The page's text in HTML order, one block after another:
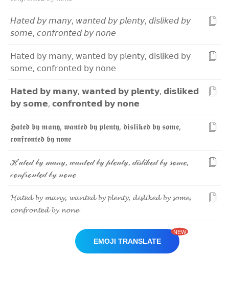
𝘏𝘢𝘵𝘦𝘥𝘣𝘺𝘮𝘢𝘯𝘺, 𝘸𝘢𝘯𝘵𝘦𝘥𝘣𝘺𝘱𝘭𝘦𝘯𝘵𝘺, 𝘥𝘪𝘴𝘭𝘪𝘬𝘦𝘥𝘣𝘺
𝘴𝘰𝘮𝘦, 𝘤𝘰𝘯𝘧𝘳𝘰𝘯𝘵𝘦𝘥𝘣𝘺𝘯𝘰𝘯𝘦
𝖧𝖺𝗍𝖾𝖽 𝖻𝗒 𝗆𝖺𝗇𝗒, 𝗐𝖺𝗇𝗍𝖾𝖽 𝖻𝗒 𝗉𝗅𝖾𝗇𝗍𝗒, 𝖽𝗂𝗌𝗅𝗂𝗄𝖾𝖽 𝖻𝗒
𝗌𝗈𝗆𝖾, 𝖼𝗈𝗇𝖿𝗋𝗈𝗇𝗍𝖾𝖽 𝖻𝗒 𝗇𝗈𝗇𝖾
𝗛𝗮𝘁𝗲𝗱 𝗯𝘆 𝗺𝗮𝗻𝘆, 𝘄𝗮𝗻𝘁𝗲𝗱 𝗯𝘆 𝗽𝗹𝗲𝗻𝘁𝘆, 𝗱𝗶𝘀𝗹𝗶𝗸𝗲𝗱
𝗯𝘆 𝘀𝗼𝗺𝗲, 𝗰𝗼𝗻𝗳𝗿𝗼𝗻𝘁𝗲𝗱 𝗯𝘆 𝗻𝗼𝗻𝗲
𝕳𝖆𝖙𝖊𝖉 𝖇𝖞𝖒𝖆𝖓𝖞, 𝖜𝖆𝖓𝖙𝖊𝖉 𝖇𝖞 𝖕𝖑𝖊𝖓𝖙𝖞, 𝖉𝖎𝖘𝖑𝖎𝖐𝖊𝖉 𝖇𝖞 𝖘𝖔𝖒𝖊,
𝖈𝖔𝖓𝖋𝖗𝖔𝖓𝖙𝖊𝖉 𝖇𝖞𝖓𝖔𝖓𝖊
ℋ𝒶𝓉ℯ𝒹𝒷𝓎𝓂𝒶𝓃𝓎, 𝓌𝒶𝓃𝓉ℯ𝒹𝒷𝓎𝓅𝓁ℯ𝓃𝓉𝓎, 𝒹𝒾𝓈𝓁𝒾𝓀ℯ𝒹𝒷𝓎𝓈ℴ𝓂ℯ,
𝒸ℴ𝓃𝒻𝓇ℴ𝓃𝓉ℯ𝒹𝒷𝓎𝓃ℴ𝓃ℯ
𝓗𝓪𝓽𝓮𝓭 𝓫𝔂 𝓶𝓪𝓷𝔂, 𝔀𝓪𝓷𝓽𝓮𝓭 𝓫𝔂 𝓹𝓵𝓮𝓷𝓽𝔂, 𝓭𝓲𝓼𝓵𝓲𝓴𝓮𝓭 𝓫𝔂 𝓼𝓸𝓶𝓮,
𝓬𝓸𝓷𝓯𝓻𝓸𝓷𝓽𝓮𝓭 𝓫𝔂 𝓷𝓸𝓷𝓮
EMOJI TRANSLATE
NEW